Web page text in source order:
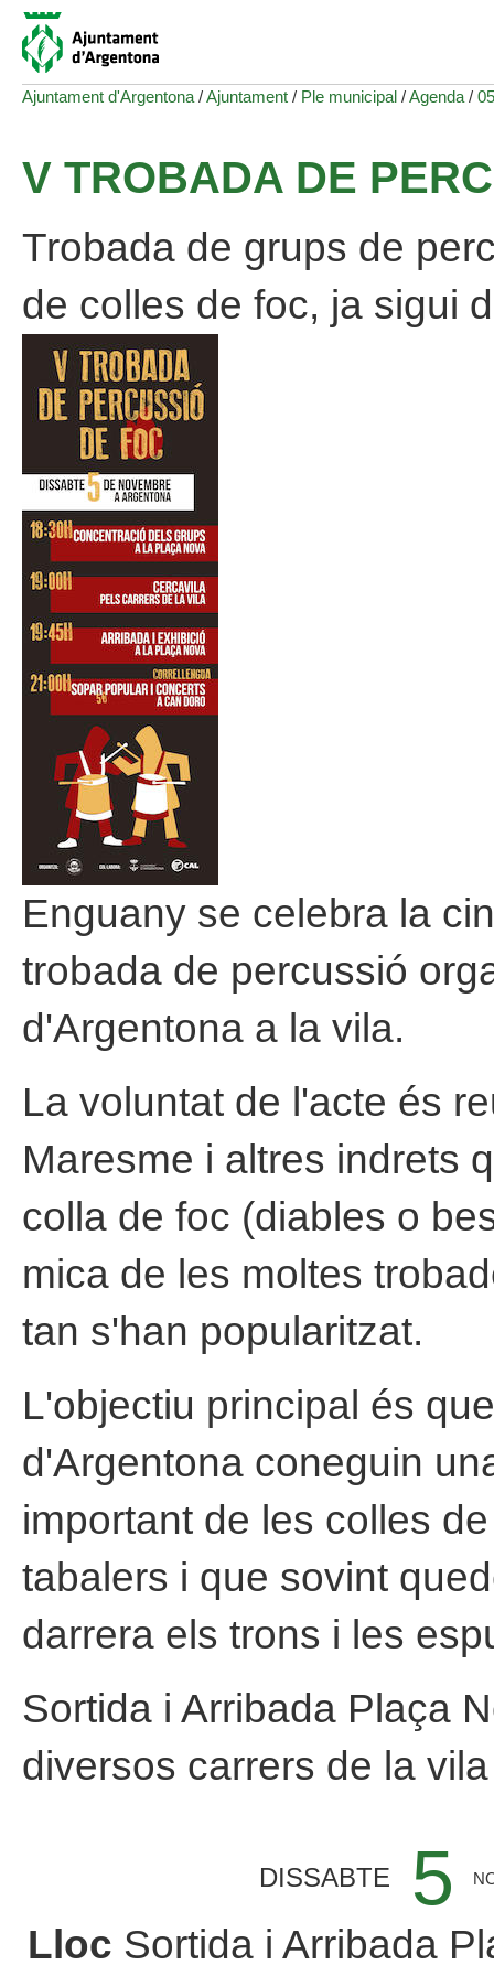
Ajuntament d'Argentona /Ajuntament / Ple municipal /Agenda /
V TROBADA DE
Trobada de grups de
de colles de foc, ja sigui
Enguany se celebra la
trobada de percussió
d'Argentona a la vila.
La voluntat de l'acte és
Maresme i altres indrets
colla de foc (diables o
mica de les moltes
tan s'han popularitzat.
L'objectiu principal és
d'Argentona coneguin
important de les colles
tabalers i que sovint
darrera els trons i les
Sortida i Arribada Plaça
diversos carrers de la vila
DISSABTE 5
Lloc Sortida i Arribada